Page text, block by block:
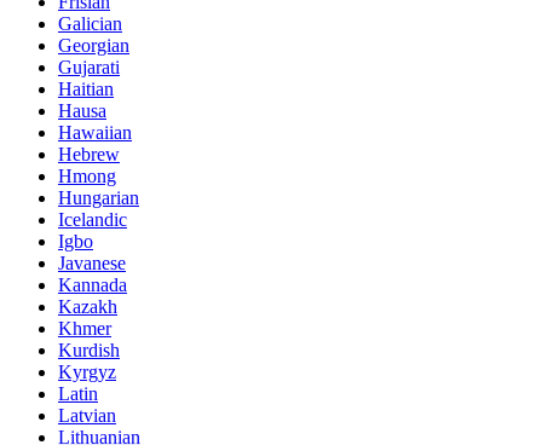
Galician
Georgian
Gujarati
Haitian
Hausa
Hawaiian
Hebrew
Hmong
Hungarian
Icelandic
Igbo
Javanese
Kannada
Kazakh
Khmer
Kurdish
Kyrgyz
Latin
Latvian
Lithuanian